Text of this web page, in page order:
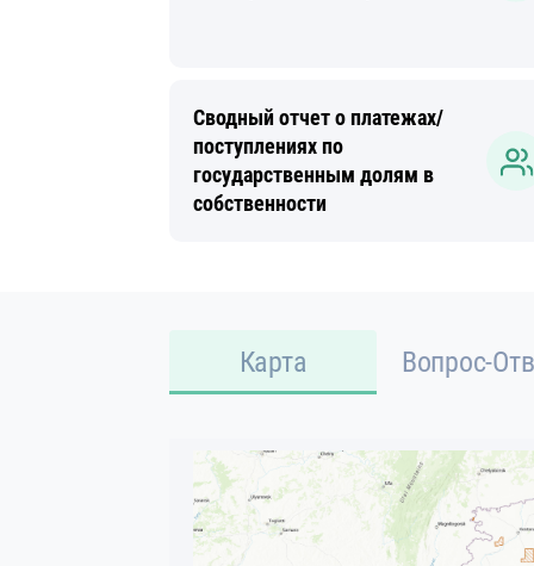
Сводный отчет о платежах/
поступлениях по
государственным долям в
собственности
Карта Вопрос-